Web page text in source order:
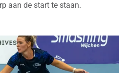
aan de start te staan.